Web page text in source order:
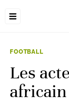
FOOTBALL
Les